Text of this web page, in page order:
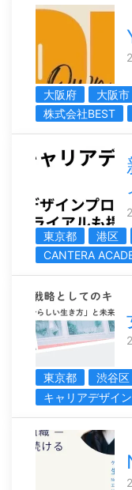
大阪府 大阪市
株式会社BEST
東京都
港区
CANTERA
東京都 渋谷区
キャリアデザイン